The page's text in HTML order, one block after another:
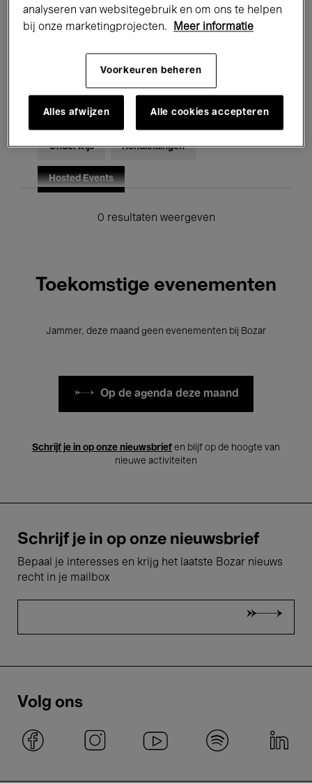
Jazz Klassieke Muziek Global Music
Voor iedereen Kids’ Palace
Onderwijs Rondleidingen
Hosted Events
0 resultaten weergeven
Toekomstige evenementen
Jammer, deze maand geen evenementen bij Bozar
Op de agenda deze maand
Schrijf je in op onze nieuwsbrief en blijf op de hoogte van
nieuwe activiteiten
Schrijf je in op onze nieuwsbrief
Bepaal je interesses en krijg het laatste Bozar nieuws
recht in je mailbox
Volg ons
analyseren van websitegebruik en om ons te helpen
bij onze marketingprojecten.
Meer informatie
Voorkeuren beheren
Alles afwijzen Alle cookies accepteren